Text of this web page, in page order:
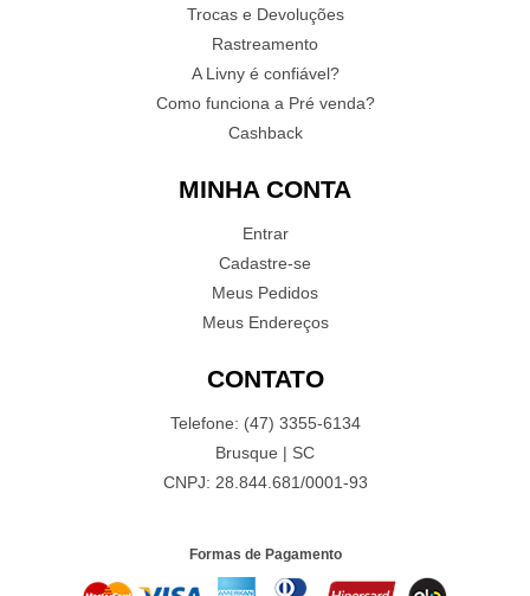
Trocas e Devoluções
Rastreamento
A Livny é confiável?
Como funciona a Pré venda?
Cashback
MINHA CONTA
Entrar
Cadastre-se
Meus Pedidos
Meus Endereços
CONTATO
Telefone: (47) 3355-6134
Brusque | SC
CNPJ: 28.844.681/0001-93
Formas de Pagamento